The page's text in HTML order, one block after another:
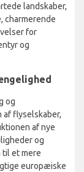
landskaber,
charmerende
for
og
og
flyselskaber,
af nye
og
til et mere
europæiske